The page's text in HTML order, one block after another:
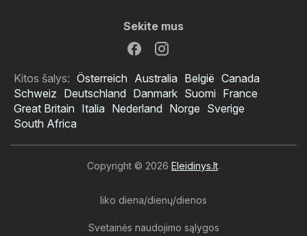
Sekite mus
Kitos šalys: Österreich Australia België Canada
Schweiz Deutschland Danmark Suomi France
Great Britain Italia Nederland Norge Sverige
South Africa
Copyright © 2026 Eleidinys.lt.
liko diena/dienų/dienos
Svetainės naudojimo sąlygos